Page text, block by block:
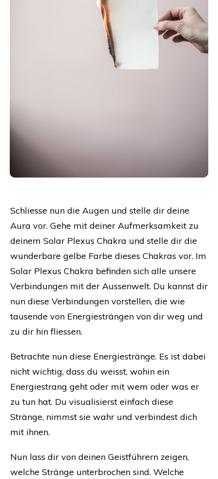
Schliesse nun die Augen und stelle dir deine
Aura vor. Gehe mit deiner Aufmerksamkeit zu
deinem Solar Plexus Chakra und stelle dir die
wunderbare gelbe Farbe dieses Chakras vor. Im
Solar Plexus Chakra befinden sich alle unsere
Verbindungen mit der Aussenwelt. Du kannst dir
nun diese Verbindungen vorstellen, die wie
tausende von Energiesträngen von dir weg und
zu dir hin fliessen.
Betrachte nun diese Energiestränge. Es ist dabei
nicht wichtig, dass du weisst, wohin ein
Energiestrang geht oder mit wem oder was er
zu tun hat. Du visualisierst einfach diese
Stränge, nimmst sie wahr und verbindest dich
mit ihnen.
Nun lass dir von deinen Geistführern zeigen,
welche Stränge unterbrochen sind. Welche